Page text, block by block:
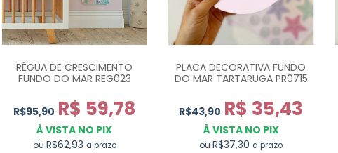
RÉGUA DE CRESCIMENTO
FUNDO DO MAR REG023
R$95,90 R$ 59,78
À VISTA NO PIX
ou R$62,93 a prazo
PLACA DECORATIVA FUNDO
DO MAR TARTARUGA PR0715
R$43,90 R$ 35,43
À VISTA NO PIX
ouR$37,30 a prazo